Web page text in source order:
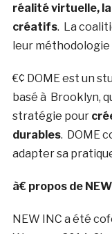
réalité virtuelle,
créatifs. La
leur méthodologie
€¢ DOME est un
basé à Brooklyn,
stratégie pour
durables. DOME
adapter sa
à€ propos de
NEW INC a été